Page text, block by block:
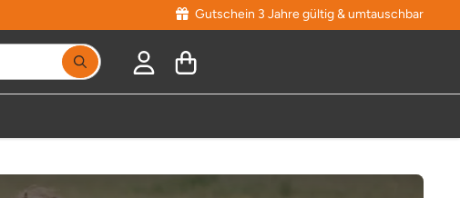
Gutschein 3 Jahre gültig & umtauschbar